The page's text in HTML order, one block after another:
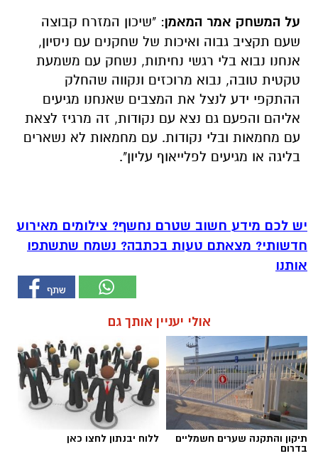
על המשחק אמר המאמן: "שיכון המזרח קבוצה
שעם תקציב גבוה ואיכות של שחקנים עם ניסיון,
אנחנו נבוא בלי רגשי נחיתות, נשחק עם משמעת
טקטית טובה, נבוא מרוכזים ונקווה שהחלק
ההתקפי ידע לנצל את המצבים שאנחנו מגיעים
אליהם והפעם גם נצא עם נקודות, זה מרגיז לצאת
עם מחמאות ובלי נקודות. עם מחמאות לא נשארים
בליגה או מגיעים לפלייאוף עליון".
יש לכם מידע חשוב שטרם נחשף? צילומים מאירוע
חדשותי? מצאתם טעות בכתבה? נשמח שתשתפו
אותנו
אולי יעניין אותך גם
תיקון והתקנה שערים חשמליים
בדרום
ללוח יבנתון לחצו כאן